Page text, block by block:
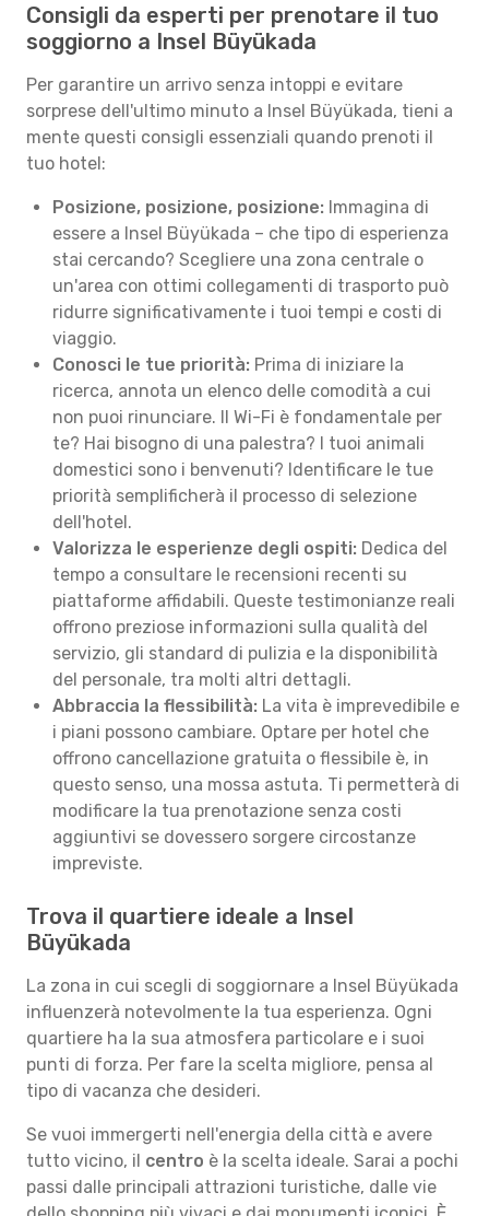
Consigli da esperti per prenotare il tuo
soggiorno a Insel Büyükada
Per garantire un arrivo senza intoppi e evitare
sorprese dell'ultimo minuto a Insel Büyükada, tieni a
mente questi consigli essenziali quando prenoti il
tuo hotel:
Posizione, posizione, posizione: Immagina di
essere a Insel Büyükada – che tipo di esperienza
stai cercando? Scegliere una zona centrale o
un'area con ottimi collegamenti di trasporto può
ridurre significativamente i tuoi tempi e costi di
viaggio.
Conosci le tue priorità: Prima di iniziare la
ricerca, annota un elenco delle comodità a cui
non puoi rinunciare. Il Wi-Fi è fondamentale per
te? Hai bisogno di una palestra? I tuoi animali
domestici sono i benvenuti? Identificare le tue
priorità semplificherà il processo di selezione
dell'hotel.
Valorizza le esperienze degli ospiti: Dedica del
tempo a consultare le recensioni recenti su
piattaforme affidabili. Queste testimonianze reali
offrono preziose informazioni sulla qualità del
servizio, gli standard di pulizia e la disponibilità
del personale, tra molti altri dettagli.
Abbraccia la flessibilità: La vita è imprevedibile e
i piani possono cambiare. Optare per hotel che
offrono cancellazione gratuita o flessibile è, in
questo senso, una mossa astuta. Ti permetterà di
modificare la tua prenotazione senza costi
aggiuntivi se dovessero sorgere circostanze
impreviste.
Trova il quartiere ideale a Insel
Büyükada
La zona in cui scegli di soggiornare a Insel Büyükada
influenzerà notevolmente la tua esperienza. Ogni
quartiere ha la sua atmosfera particolare e i suoi
punti di forza. Per fare la scelta migliore, pensa al
tipo di vacanza che desideri.
Se vuoi immergerti nell'energia della città e avere
tutto vicino, il centro è la scelta ideale. Sarai a pochi
passi dalle principali attrazioni turistiche, dalle vie